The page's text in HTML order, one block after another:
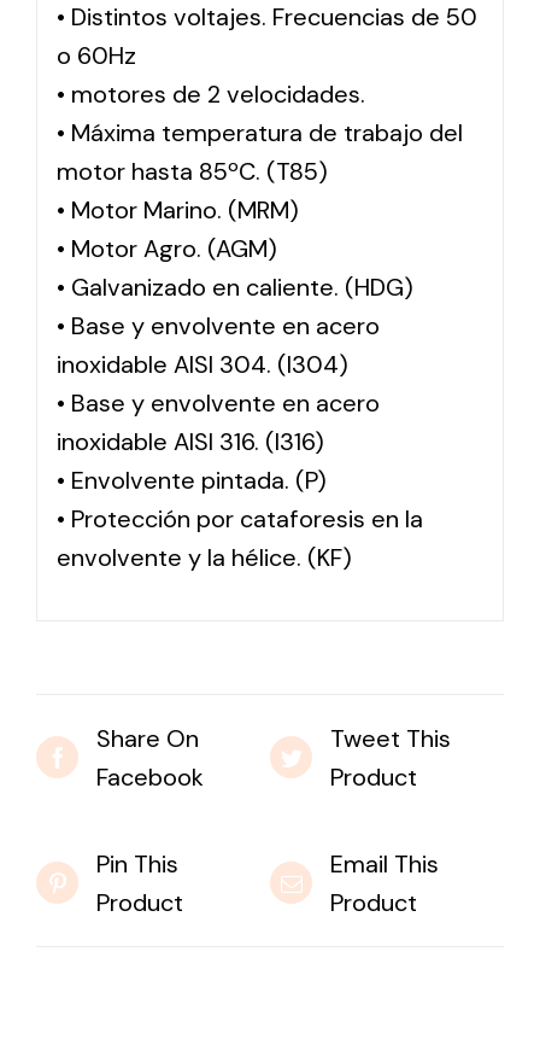
• Distintos voltajes. Frecuencias de 50
o 60Hz
• motores de 2 velocidades.
• Máxima temperatura de trabajo del
motor hasta 85ºC. (T85)
• Motor Marino. (MRM)
• Motor Agro. (AGM)
• Galvanizado en caliente. (HDG)
• Base y envolvente en acero
inoxidable AISI 304. (I304)
• Base y envolvente en acero
inoxidable AISI 316. (I316)
• Envolvente pintada. (P)
• Protección por cataforesis en la
envolvente y la hélice. (KF)
Share On
Facebook
Tweet This
Product
Pin This
Product
Email This
Product